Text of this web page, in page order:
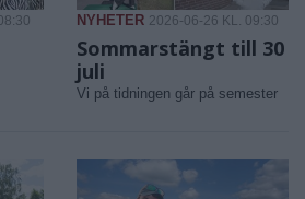
NYHETER 2026-06-26 KL. 09:30
Sommarstängt till 30
juli
Vi på tidningen går på semester